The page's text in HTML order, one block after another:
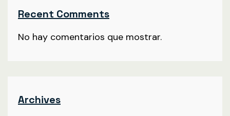
Recent Comments
No hay comentarios que mostrar.
Archives